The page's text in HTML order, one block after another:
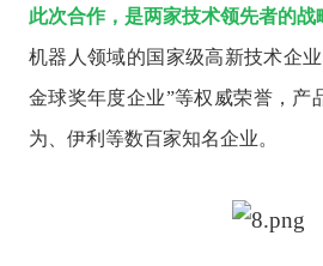
此次合作，是两家技术领先者的战
机器人领域的国家级高新技术企
金球奖年度企业”等权威荣誉，产
为、伊利等数百家知名企业。